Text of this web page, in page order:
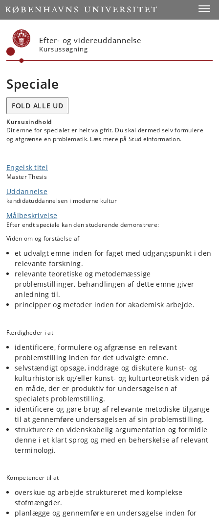
Start
Efter- og videreuddannelse
Kursussøgning
Speciale
FOLD ALLE UD
Kursusindhold
Dit emne for specialet er helt valgfrit. Du skal dermed selv formulere
og afgrænse en problematik. Læs mere på Studieinformation.
Engelsk titel
Master Thesis
Uddannelse
kandidatuddannelsen i moderne kultur
Målbeskrivelse
Efter endt speciale kan den studerende demonstrere:
Viden om og forståelse af
et udvalgt emne inden for faget med udgangspunkt i den
relevante forskning.
relevante teoretiske og metodemæssige
problemstillinger, behandlingen af dette emne giver
anledning til.
principper og metoder inden for akademisk arbejde.
Færdigheder i at
identificere, formulere og afgrænse en relevant
problemstilling inden for det udvalgte emne.
selvstændigt opsøge, inddrage og diskutere kunst- og
kulturhistorisk og/eller kunst- og kulturteoretisk viden på
en måde, der er produktiv for undersøgelsen af
specialets problemstilling.
identificere og gøre brug af relevante metodiske tilgange
til at gennemføre undersøgelsen af sin problemstilling.
strukturere en videnskabelig argumentation og formidle
denne i et klart sprog og med en beherskelse af relevant
terminologi.
Kompetencer til at
overskue og arbejde struktureret med komplekse
stofmængder.
planlægge og gennemføre en undersøgelse inden for